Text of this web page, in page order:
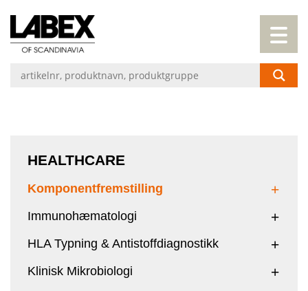
HEALTHCARE
Komponentfremstilling
Immunohæmatologi
HLA Typning & Antistoffdiagnostikk
Klinisk Mikrobiologi